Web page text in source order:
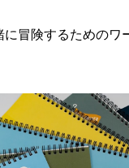
に冒険するためのワ